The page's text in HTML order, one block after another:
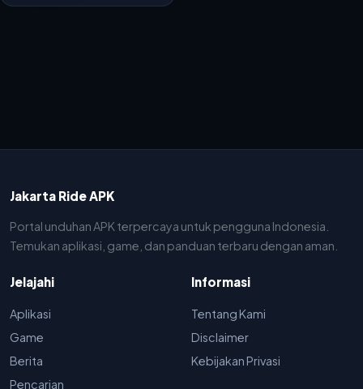
Jakarta Ride APK
Portal unduhan APK terpercaya untuk pengguna Indonesia.
Temukan aplikasi, game, dan panduan terbaru dengan aman.
Jelajahi
Aplikasi
Game
Berita
Pencarian
Informasi
Tentang Kami
Disclaimer
Kebijakan Privasi